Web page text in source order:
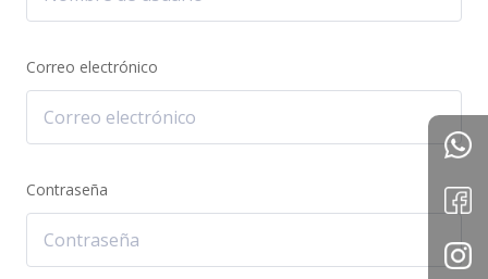
Correo electrónico
Contraseña